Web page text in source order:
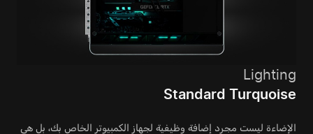
Lighting
Standard Turquoise
الإضاءة ليست مجرد إضافة وظيفية لجهاز الكمبيوتر الخاص بك، بل هي